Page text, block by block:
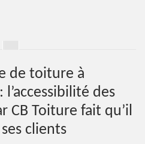
de toiture à
l’accessibilité des
CB Toiture fait qu’il
clients